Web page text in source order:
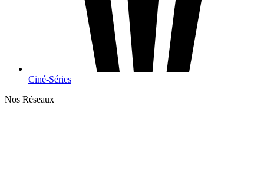
Ciné-Séries
Nos Réseaux